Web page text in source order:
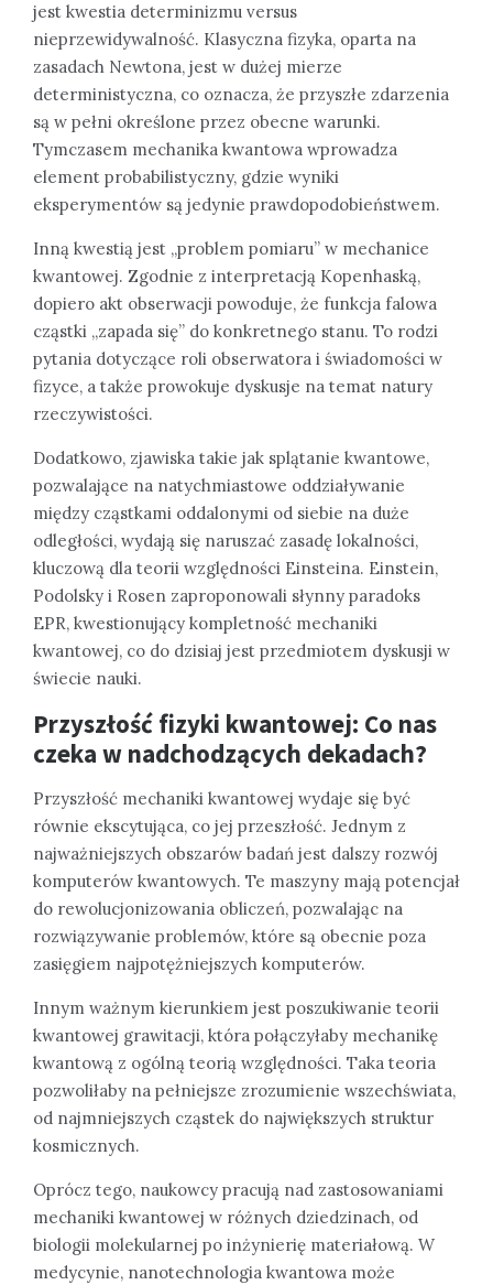
jest kwestia determinizmu versus
nieprzewidywalność. Klasyczna fizyka, oparta na
zasadach Newtona, jest w dużej mierze
deterministyczna, co oznacza, że przyszłe zdarzenia
są w pełni określone przez obecne warunki.
Tymczasem mechanika kwantowa wprowadza
element probabilistyczny, gdzie wyniki
eksperymentów są jedynie prawdopodobieństwem.
Inną kwestią jest „problem pomiaru” w mechanice
kwantowej. Zgodnie z interpretacją Kopenhaską,
dopiero akt obserwacji powoduje, że funkcja falowa
cząstki „zapada się” do konkretnego stanu. To rodzi
pytania dotyczące roli obserwatora i świadomości w
fizyce, a także prowokuje dyskusje na temat natury
rzeczywistości.
Dodatkowo, zjawiska takie jak splątanie kwantowe,
pozwalające na natychmiastowe oddziaływanie
między cząstkami oddalonymi od siebie na duże
odległości, wydają się naruszać zasadę lokalności,
kluczową dla teorii względności Einsteina. Einstein,
Podolsky i Rosen zaproponowali słynny paradoks
EPR, kwestionujący kompletność mechaniki
kwantowej, co do dzisiaj jest przedmiotem dyskusji w
świecie nauki.
Przyszłość fizyki kwantowej: Co nas
czeka w nadchodzących dekadach?
Przyszłość mechaniki kwantowej wydaje się być
równie ekscytująca, co jej przeszłość. Jednym z
najważniejszych obszarów badań jest dalszy rozwój
komputerów kwantowych. Te maszyny mają potencjał
do rewolucjonizowania obliczeń, pozwalając na
rozwiązywanie problemów, które są obecnie poza
zasięgiem najpotężniejszych komputerów.
Innym ważnym kierunkiem jest poszukiwanie teorii
kwantowej grawitacji, która połączyłaby mechanikę
kwantową z ogólną teorią względności. Taka teoria
pozwoliłaby na pełniejsze zrozumienie wszechświata,
od najmniejszych cząstek do największych struktur
kosmicznych.
Oprócz tego, naukowcy pracują nad zastosowaniami
mechaniki kwantowej w różnych dziedzinach, od
biologii molekularnej po inżynierię materiałową. W
medycynie, nanotechnologia kwantowa może